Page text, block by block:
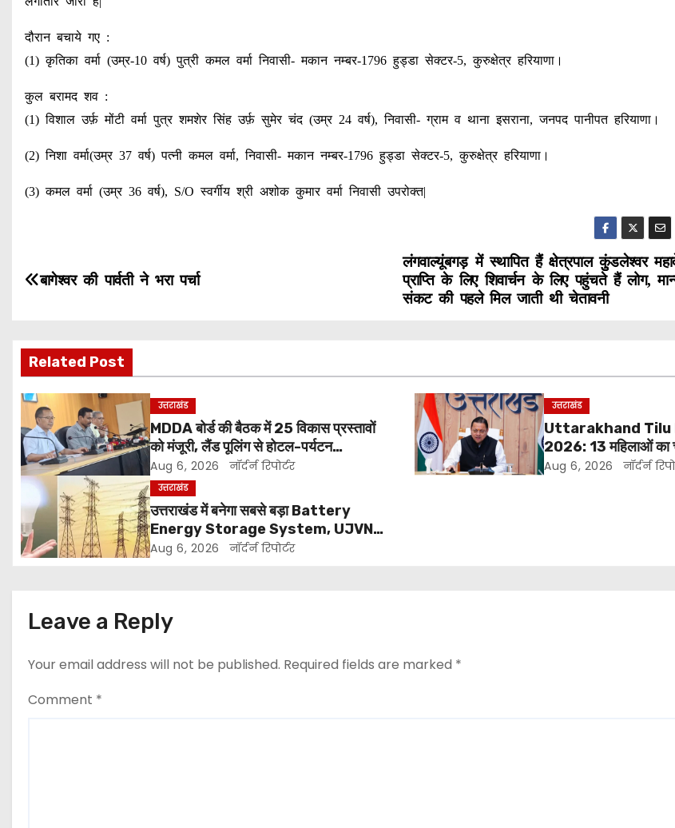
दौरान बचाये गए :
(1) कृतिका वर्मा (उम्र-10 वर्ष) पुत्री कमल वर्मा निवासी- मकान नम्बर-1796 हुड्डा सेक्टर-5, कुरुक्षेत्र हरियाणा।
कुल बरामद शव :
(1) विशाल उर्फ़ मोंटी वर्मा पुत्र शमशेर सिंह उर्फ़ सुमेर चंद (उम्र 24 वर्ष), निवासी- ग्राम व थाना इसराना, जनपद पानीपत हरियाणा।
(2) निशा वर्मा(उम्र 37 वर्ष) पत्नी कमल वर्मा, निवासी- मकान नम्बर-1796 हुड्डा सेक्टर-5, कुरुक्षेत्र हरियाणा।
(3) कमल वर्मा (उम्र 36 वर्ष), S/O स्वर्गीय श्री अशोक कुमार वर्मा निवासी उपरोक्त|
P
t
n
a
v
i
g
i
o
n
लंगवाल्यूंबगड़ में स्थापित हैं क्षेत्रपाल कुुंडलेश्वर
प्राप्ति के लिए शिवार्चन के लिए पहुंचते हैं लोग,
संकट की पहले मिल जाती थी चेतावनी
बागेश्वर की पार्वती ने भरा पर्चा
Related Post
उत्तराखंड
MDDA बोर्ड की बैठक में 25 विकास प्रस्तावों
को मंजूरी, लैंड पूलिंग से होटल-पर्यटन
परियोजनाओं को मिलेगी रफ्तार
Aug 6, 2026 नॉर्दर्न रिपोर्टर
उत्तराखंड
Uttarakhand Tilu
2026: 13 महिलाओं का
सीएम धामी करेंगे सम्मानित
Aug 6, 2026 नॉर्दर्न
उत्तराखंड
उत्तराखंड में बनेगा सबसे बड़ा Battery
Energy Storage System, UJVNL
लगाएगा 352 करोड़ का प्रोजेक्ट
Aug 6, 2026 नॉर्दर्न रिपोर्टर
Leave a Reply
Your email address will not be published. Required fields are marked *
Comment *